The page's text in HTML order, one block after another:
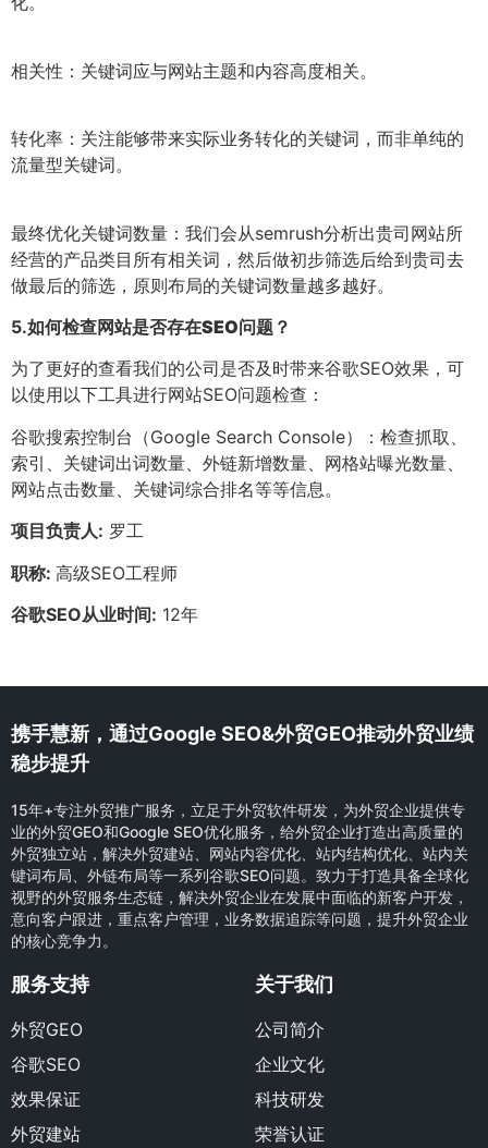
相关性：关键词应与网站主题和内容高度相关。
转化率：关注能够带来实际业务转化的关键词，而非单纯的
流量型关键词。
最终优化关键词数量：我们会从semrush分析出贵司网站所
经营的产品类目所有相关词，然后做初步筛选后给到贵司去
做最后的筛选，原则布局的关键词数量越多越好。
5.如何检查网站是否存在SEO问题？
为了更好的查看我们的公司是否及时带来谷歌SEO效果，可
以使用以下工具进行网站SEO问题检查：
谷歌搜索控制台（Google Search Console）：检查抓取、
索引、关键词出词数量、外链新增数量、网格站曝光数量、
网站点击数量、关键词综合排名等等信息。
项目负责人: 罗工
职称: 高级SEO工程师
谷歌SEO从业时间: 12年
携手慧新，通过Google SEO&外贸GEO推动外贸业绩
稳步提升
15年+专注外贸推广服务，立足于外贸软件研发，为外贸企业提供专
业的外贸GEO和Google SEO优化服务，给外贸企业打造出高质量的
外贸独立站，解决外贸建站、网站内容优化、站内结构优化、站内关
键词布局、外链布局等一系列谷歌SEO问题。致力于打造具备全球化
视野的外贸服务生态链，解决外贸企业在发展中面临的新客户开发，
意向客户跟进，重点客户管理，业务数据追踪等问题，提升外贸企业
的核心竞争力。
服务支持
外贸GEO
谷歌SEO
效果保证
外贸建站
关于我们
公司简介
企业文化
科技研发
荣誉认证